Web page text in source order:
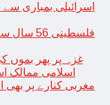
اسلامی ممالک